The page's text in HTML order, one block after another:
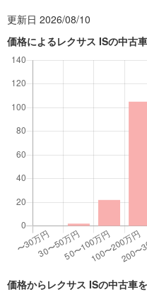
更新日 2026/08/10
価格によるレクサス ISの中古
価格からレクサス ISの中古車